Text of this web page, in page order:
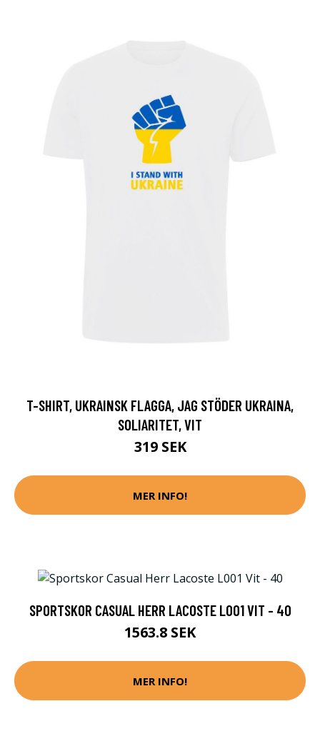
T-SHIRT, UKRAINSK FLAGGA, JAG STÖDER UKRAINA,
SOLIARITET, VIT
319 SEK
MER INFO!
SPORTSKOR CASUAL HERR LACOSTE L001 VIT - 40
1563.8 SEK
MER INFO!